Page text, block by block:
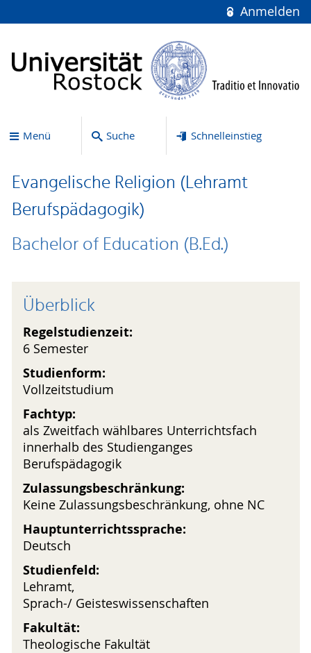
Anmelden
Menü Suche Schnelleinstieg
Evangelische Religion (Lehramt
Berufspädagogik)
Bachelor of Education (B.Ed.)
Überblick
Regelstudienzeit:
6 Semester
Studienform:
Vollzeitstudium
Fachtyp:
als Zweitfach wählbares Unterrichtsfach
innerhalb des Studienganges
Berufspädagogik
Zulassungsbeschränkung:
Keine Zulassungsbeschränkung, ohne NC
Hauptunterrichtssprache:
Deutsch
Studienfeld:
Lehramt,
Sprach-/ Geisteswissenschaften
Fakultät:
Theologische Fakultät